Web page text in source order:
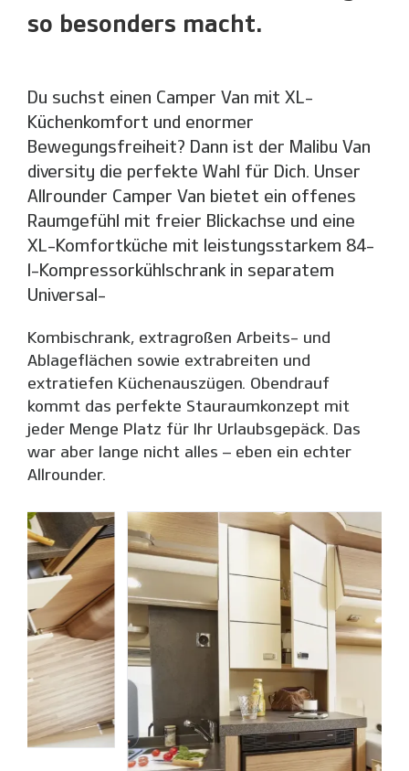
so besonders macht.
Du suchst einen Camper Van mit XL-
Küchenkomfort und enormer
Bewegungsfreiheit? Dann ist der Malibu Van
diversity die perfekte Wahl für Dich. Unser
Allrounder Camper Van bietet ein offenes
Raumgefühl mit freier Blickachse und eine
XL-Komfortküche mit leistungsstarkem 84-
l-Kompressorkühlschrank in separatem
Universal-
Kombischrank, extragroßen Arbeits- und
Ablageflächen sowie extrabreiten und
extratiefen Küchenauszügen. Obendrauf
kommt das perfekte Stauraumkonzept mit
jeder Menge Platz für Ihr Urlaubsgepäck. Das
war aber lange nicht alles – eben ein echter
Allrounder.